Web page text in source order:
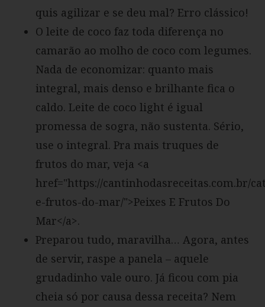
quis agilizar e se deu mal? Erro clássico!
O leite de coco faz toda diferença no
camarão ao molho de coco com legumes.
Nada de economizar: quanto mais
integral, mais denso e brilhante fica o
caldo. Leite de coco light é igual
promessa de sogra, não sustenta. Sério,
use o integral. Pra mais truques de
frutos do mar, veja <a
href="https://cantinhodasreceitas.com.br/
e-frutos-do-mar/">Peixes E Frutos Do
Mar</a>.
Preparou tudo, maravilha… Agora, antes
de servir, raspe a panela – aquele
grudadinho vale ouro. Já ficou com pia
cheia só por causa dessa receita? Nem